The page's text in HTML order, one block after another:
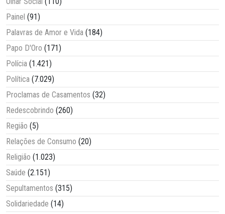
Painel (91)
Palavras de Amor e Vida (184)
Papo D'Oro (171)
Polícia (1.421)
Política (7.029)
Proclamas de Casamentos (32)
Redescobrindo (260)
Região (5)
Relações de Consumo (20)
Religião (1.023)
Saúde (2.151)
Sepultamentos (315)
Solidariedade (14)